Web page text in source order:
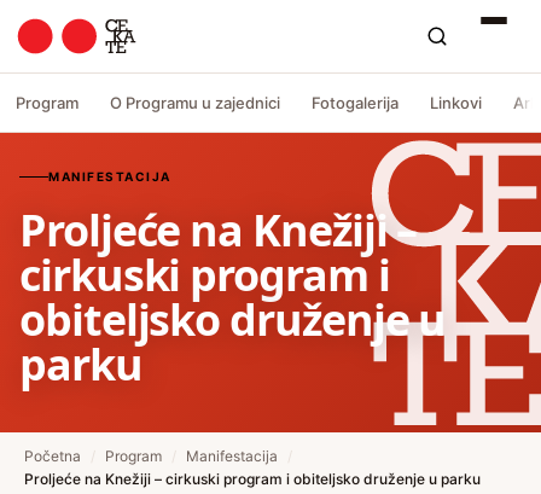
Program O Programu u zajednici Fotogalerija Linkovi
MANIFESTACIJA
Proljeće na Knežiji –
cirkuski program i
obiteljsko druženje u
parku
Početna Program Manifestacija
Proljeće na Knežiji – cirkuski program i obiteljsko druženje u parku